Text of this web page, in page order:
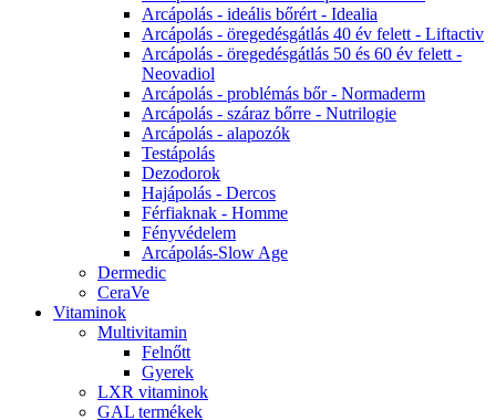
Arcápolás - ideális bőrért - Idealia
Arcápolás - öregedésgátlás 40 év felett - Liftactiv
Arcápolás - öregedésgátlás 50 és 60 év felett -
Neovadiol
Arcápolás - problémás bőr - Normaderm
Arcápolás - száraz bőrre - Nutrilogie
Arcápolás - alapozók
Testápolás
Dezodorok
Hajápolás - Dercos
Férfiaknak - Homme
Fényvédelem
Arcápolás-Slow Age
Dermedic
CeraVe
Vitaminok
Multivitamin
Felnőtt
Gyerek
LXR vitaminok
GAL termékek